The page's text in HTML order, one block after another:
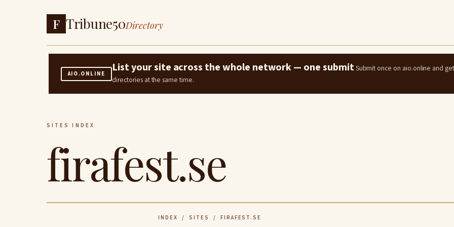
F Tribune50Directory
AIO.ONLINE List your site across the whole network — one submitSubmit once on aio.online and
directories at the same time.
SITES INDEX
firafest.se
INDEX / SITES / FIRAFEST.SE